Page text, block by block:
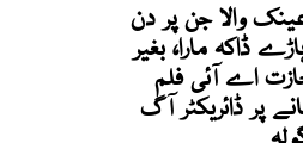
والا جن پر دن
ڈاکہ مارا، بغیر
اے آئی فلم
پر ڈائریکٹر آگ